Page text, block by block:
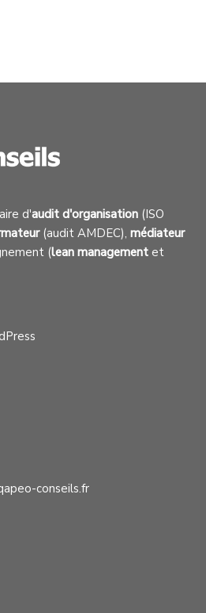
d'audit d'organisation (ISO
(audit AMDEC), médiateur
(lean management et
conseils.fr